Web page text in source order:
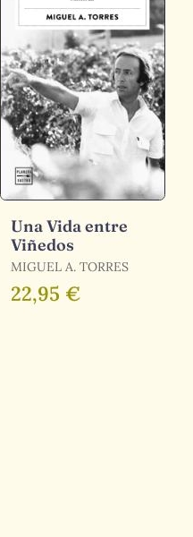
Una Vida entre
Viñedos
MIGUEL A. TORRES
22,95 €